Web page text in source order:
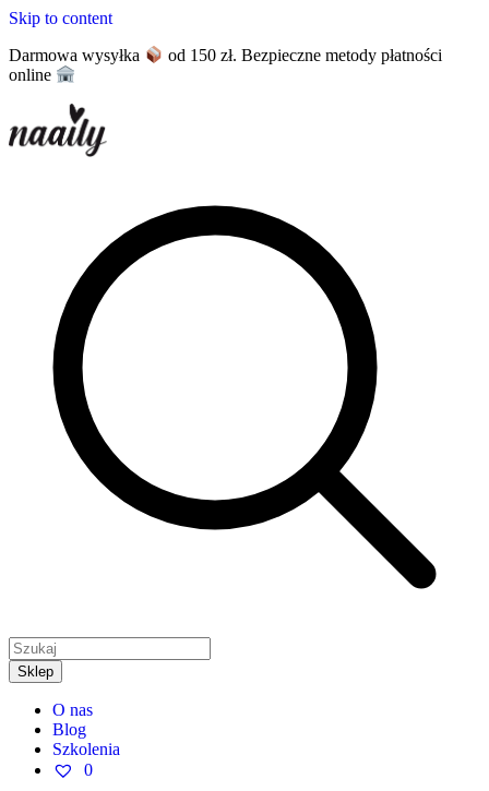
Skip to content
Darmowa wysyłka
od 150 zł. Bezpieczne metody płatności
online
Sklep
O nas
Blog
Szkolenia
0